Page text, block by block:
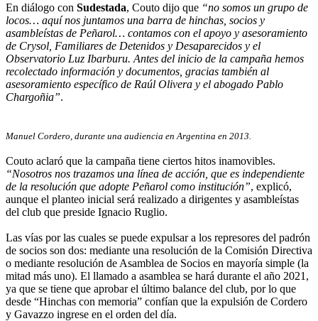
En diálogo con Sudestada, Couto dijo que “no somos un grupo de
locos… aquí nos juntamos una barra de hinchas, socios y
asambleístas de Peñarol… contamos con el apoyo y asesoramiento
de Crysol, Familiares de Detenidos y Desaparecidos y el
Observatorio Luz Ibarburu. Antes del inicio de la campaña hemos
recolectado información y documentos, gracias también al
asesoramiento específico de Raúl Olivera y el abogado Pablo
Chargoñia”.
Manuel Cordero, durante una audiencia en Argentina en 2013.
Couto aclaró que la campaña tiene ciertos hitos inamovibles.
“Nosotros nos trazamos una línea de acción, que es independiente
de la resolución que adopte Peñarol como institución”, explicó,
aunque el planteo inicial será realizado a dirigentes y asambleístas
del club que preside Ignacio Ruglio.
Las vías por las cuales se puede expulsar a los represores del padrón
de socios son dos: mediante una resolución de la Comisión Directiva
o mediante resolución de Asamblea de Socios en mayoría simple (la
mitad más uno). El llamado a asamblea se hará durante el año 2021,
ya que se tiene que aprobar el último balance del club, por lo que
desde “Hinchas con memoria” confían que la expulsión de Cordero
y Gavazzo ingrese en el orden del día.